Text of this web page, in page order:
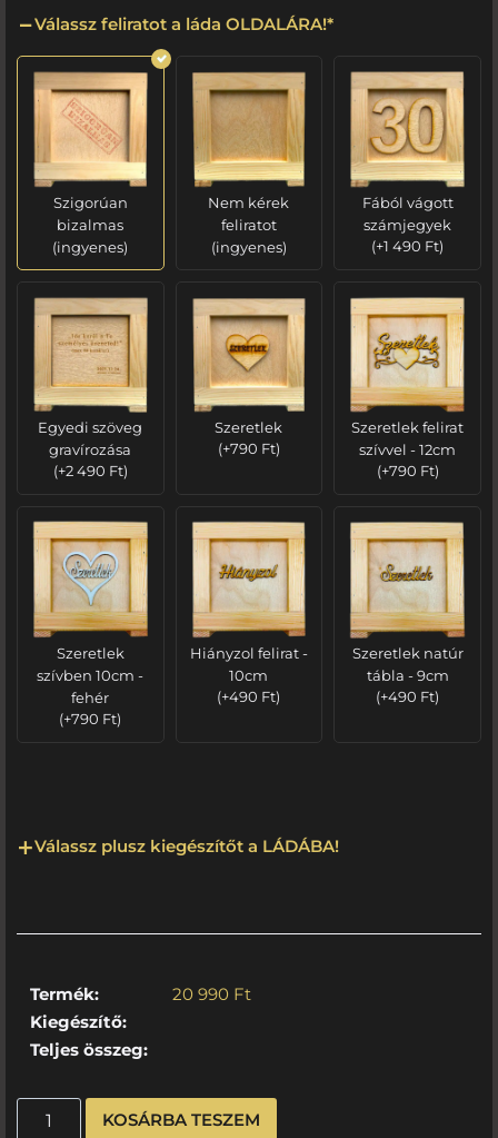
Válassz feliratot a láda OLDALÁRA!*
Szigorúan
bizalmas
(ingyenes)
Nem kérek
feliratot
(ingyenes)
Fából vágott
számjegyek
(+1 490 Ft)
Egyedi szöveg
gravírozása
(+2 490 Ft)
Szeretlek
(+790 Ft)
Szeretlek felirat
szívvel - 12cm
(+790 Ft)
Szeretlek
szívben 10cm -
fehér
(+790 Ft)
Hiányzol felirat -
10cm
(+490 Ft)
Szeretlek natúr
tábla - 9cm
(+490 Ft)
Válassz plusz kiegészítőt a LÁDÁBA!
Termék: 20 990 Ft
Kiegészítő:
Teljes összeg:
KOSÁRBA TESZEM